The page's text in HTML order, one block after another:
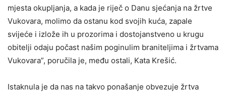
mjesta okupljanja, a kada je riječ o Danu sjećanja na žrtve
Vukovara, molimo da ostanu kod svojih kuća, zapale
svijeće i izlože ih u prozorima i dostojanstveno u krugu
obitelji odaju počast našim poginulim braniteljima i žrtvama
Vukovara”, poručila je, među ostali, Kata Krešić.
Istaknula je da nas na takvo ponašanje obvezuje žrtva